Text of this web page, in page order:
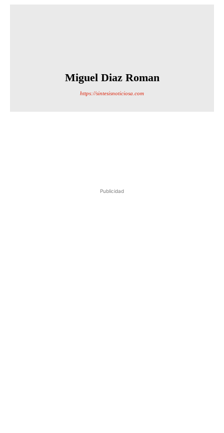
Miguel Diaz Roman
https://sintesisnoticiosa.com
Publicidad